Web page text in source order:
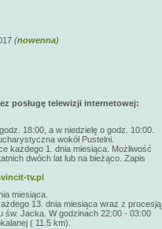
(nowenna)
posługę telewizji internetowej:
18:00, a w niedzielę o godz. 10:00.
wokół Pustelni.
1. dnia miesiąca. Możliwość
dwóch lat lub na bieżąco. Zapis
tv.pl
miesiąca.
13. dnia miesiąca wraz z procesją
św. Jacka. W godzinach 22:00 - 03:00
( 11.5 km).